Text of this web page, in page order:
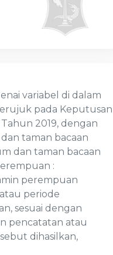
variabel di dalam
pada Keputusan
2019, dengan
taman bacaan
dan taman bacaan
:
perempuan
periode
sesuai dengan
pencatatan atau
dihasilkan,